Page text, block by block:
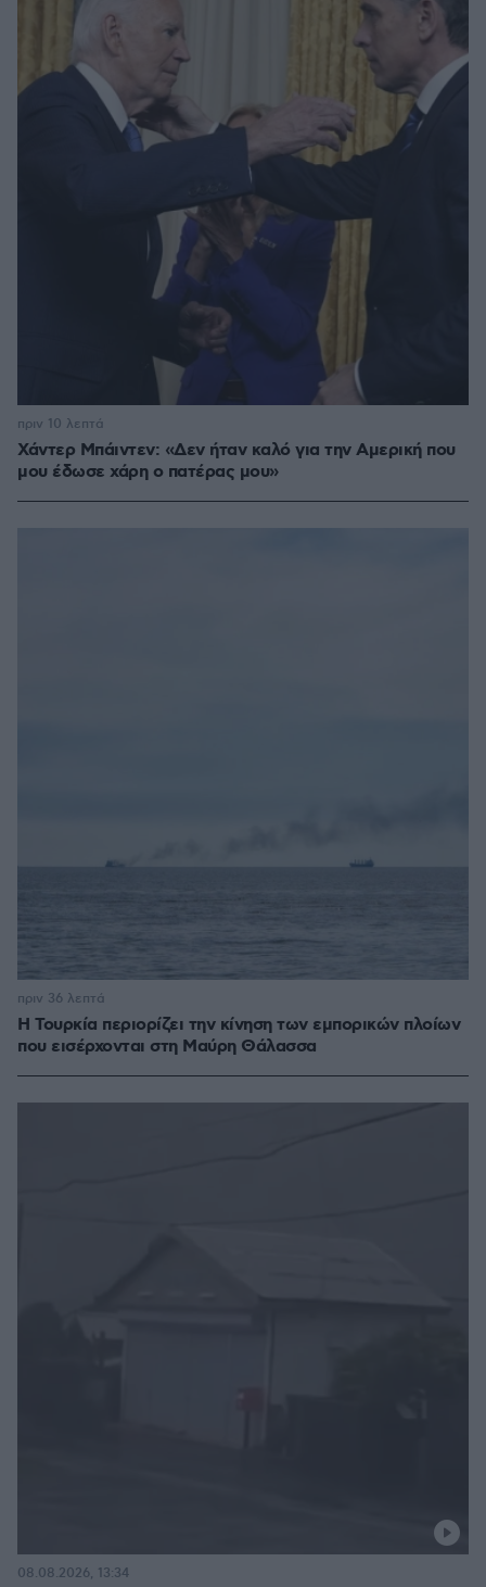
Χάντερ Μπάιντεν: «Δεν ήταν καλό για την Αμερική που
μου έδωσε χάρη ο πατέρας μου»
πριν 10 λεπτά
Η Τουρκία περιορίζει την κίνηση των εμπορικών πλοίων
που εισέρχονται στη Μαύρη Θάλασσα
πριν 36 λεπτά
08.08.2026, 13:34